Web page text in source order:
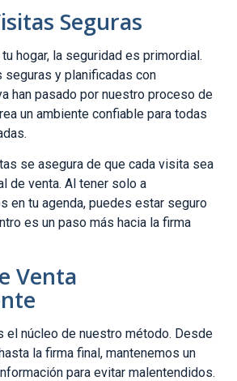
Seguras
hogar, la seguridad es primordial.
y planificadas con
han pasado por nuestro proceso de
un ambiente confiable para todas
se asegura de que cada visita sea
de venta. Al tener solo a
en tu agenda, puedes estar seguro
es un paso más hacia la firma
Venta
el núcleo de nuestro método. Desde
la firma final, mantenemos un
para evitar malentendidos.